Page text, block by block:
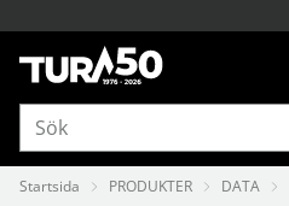
Startsida PRODUKTER DATA